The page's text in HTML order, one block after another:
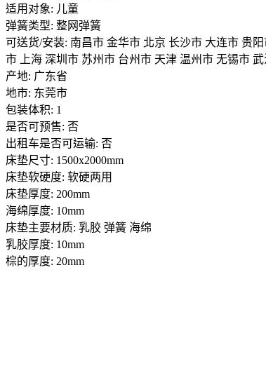
适用对象: 儿童
弹簧类型: 整网弹簧
可送货/安装: 南昌市 金华市 北京 长沙市 大连市 贵
市 上海 深圳市 苏州市 台州市 天津 温州市 无锡市
产地: 广东省
地市: 东莞市
包装体积: 1
是否可预售: 否
出租车是否可运输: 否
床垫尺寸: 1500x2000mm
床垫软硬度: 软硬两用
床垫厚度: 200mm
海绵厚度: 10mm
床垫主要材质: 乳胶 弹簧 海绵
乳胶厚度: 10mm
棕的厚度: 20mm